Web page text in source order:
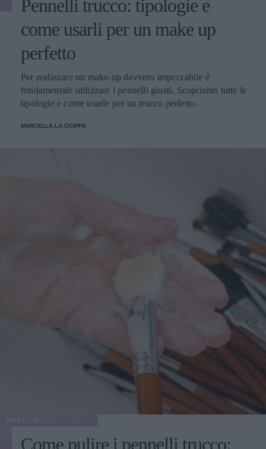
Pennelli trucco: tipologie e
come usarli per un make up
perfetto
Per realizzare un make-up davvero impeccabile è
fondamentale utilizzare i pennelli giusti. Scopriamo tutte le
tipologie e come usarle per un trucco perfetto.
MARCELLA LA CIOPPA
Come pulire i pennelli trucco: